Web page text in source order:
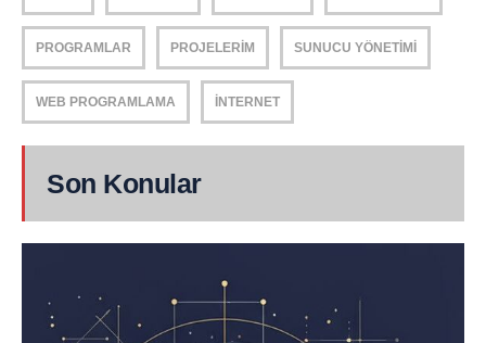
PROGRAMLAR PROJELERIM SUNUCU YÖNETIMI
WEB PROGRAMLAMA İNTERNET
Son Konular